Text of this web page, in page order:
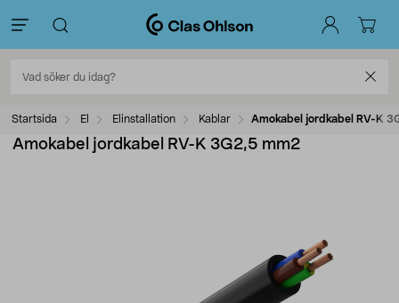
Startsida El Elinstallation Kablar Amokabel jordkabel RV-K
Amokabel jordkabel RV-K 3G2,5 mm2